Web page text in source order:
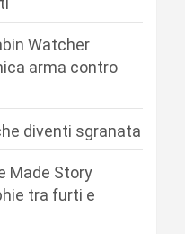
Watcher
arma contro
diventi sgranata
Made Story
tra furti e